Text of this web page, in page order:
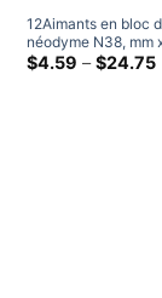
12Aimants en bloc
néodyme N38, mm
1mm d'épaisseur,
rectangulaire Super
$4.59 – $24.75